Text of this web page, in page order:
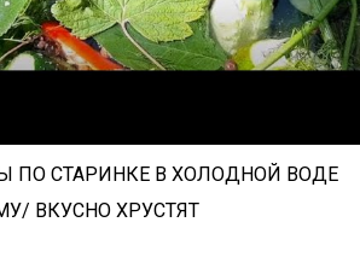
ПО СТАРИНКЕ В ХОЛОДНОЙ ВОДЕ
ВКУСНО ХРУСТЯТ